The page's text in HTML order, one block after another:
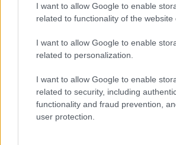
I want to allow Google to enable
related to functionality of the website
I want to allow Google to enable
related to personalization.
I want to allow Google to enable
related to security, including
functionality and fraud prevention,
user protection.
και ο ομόλογός του της
Ταγίπ Ερντογάν και Βλαντίμιρ
τηλεφωνική συνομιλία
επικεντρώθηκε στη Συρία και
"Οι συνομιλίες
διμερείς σχέσεις καθώς και